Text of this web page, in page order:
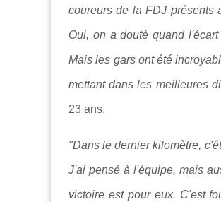
coureurs de la FDJ présents
Oui, on a douté quand
Mais les gars ont été
mettant dans les meilleures
23 ans.
"Dans le dernier kilomètre,
J'ai pensé à l'équipe, mais
victoire est pour eux. C'est